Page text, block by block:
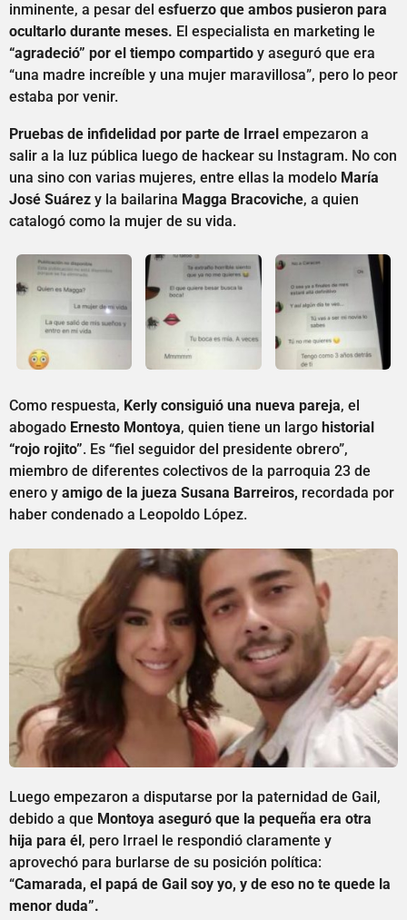
inminente, a pesar del esfuerzo que ambos pusieron para
ocultarlo durante meses. El especialista en marketing le
“agradeció” por el tiempo compartido y aseguró que era
“una madre increíble y una mujer maravillosa”, pero lo peor
estaba por venir.
Pruebas de infidelidad por parte de Irrael empezaron a
salir a la luz pública luego de hackear su Instagram. No con
una sino con varias mujeres, entre ellas la modelo María
José Suárez y la bailarina Magga Bracoviche, a quien
catalogó como la mujer de su vida.
Como respuesta, Kerly consiguió una nueva pareja, el
abogado Ernesto Montoya, quien tiene un largo historial
“rojo rojito”. Es “fiel seguidor del presidente obrero”,
miembro de diferentes colectivos de la parroquia 23 de
enero y amigo de la jueza Susana Barreiros, recordada por
haber condenado a Leopoldo López.
Luego empezaron a disputarse por la paternidad de Gail,
debido a que Montoya aseguró que la pequeña era otra
hija para él, pero Irrael le respondió claramente y
aprovechó para burlarse de su posición política:
“Camarada, el papá de Gail soy yo, y de eso no te quede la
menor duda”.